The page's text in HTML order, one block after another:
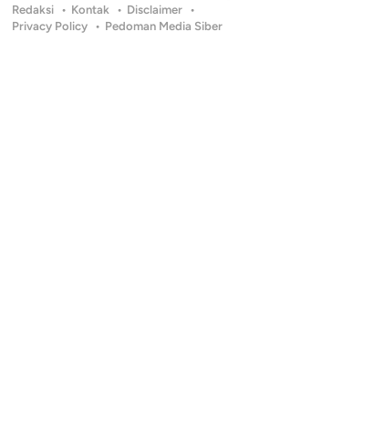
Redaksi
Kontak
Disclaimer
Privacy Policy
Pedoman Media Siber